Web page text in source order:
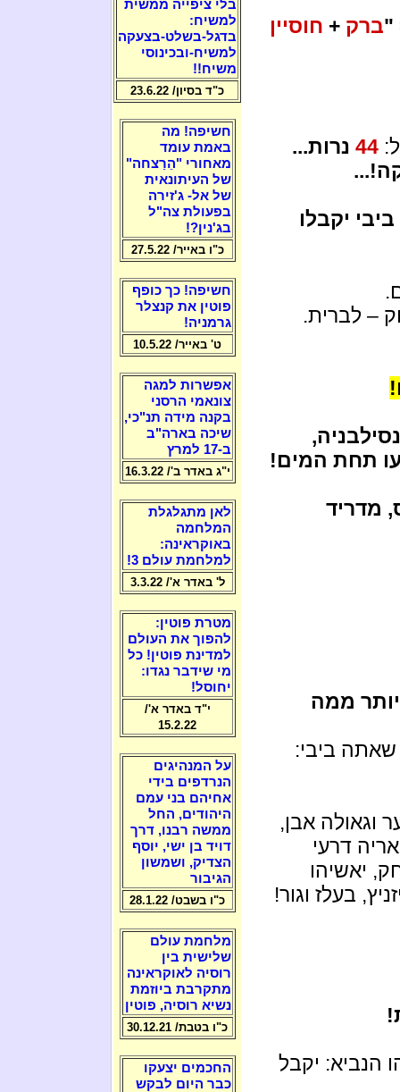
ברק + חוסיין
44 נרות...
יקבלו
– לברית.
תחת המים!
מדריד
ממה
שאתה ביבי:
וגאולה אבן,
דרעי
יאשיהו
בעלז וגור!
הנביא: יקבל
בלי ציפייה ממשית
למשיח:
בדגל-בשלט-בצעקה
למשיח-ובכינוסי
משיח!!
כ"ד בסיון/ 23.6.22
חשיפה! מה
באמת עומד
מאחורי "הֵרַצחה"
של העיתונאית
של אל- ג'זירה
בפעולת צה"ל
בג'נין?!
כ"ו באייר/ 27.5.22
חשיפה! כך כופף
פוטין את קנצלר
גרמניה!
ט' באייר/ 10.5.22
אפשרות למגה
צונאמי הרסני
בקנה מידה תנ"כי,
שיכה בארה"ב
ב-17 למרץ
י"ג באדר ב'/ 16.3.22
לאן מתגלגלת
המלחמה
באוקראינה:
למלחמת עולם 3!
ל' באדר א'/ 3.3.22
מטרת פוטין:
להפוך את העולם
למדינת פוטין! כל
מי שידבר נגדו:
יחוסל!
י"ד באדר א'/
15.2.22
על המנהיגים
הנרדפים בידי
אחיהם בני עמם
היהודים, החל
ממשה רבנו, דרך
דויד בן ישי, יוסף
הצדיק, ושמשון
הגיבור
כ"ו בשבט/ 28.1.22
מלחמת עולם
שלישית בין
רוסיה לאוקראינה
מתקרבת ביוזמת
נשיא רוסיה, פוטין
כ"ו בטבת/ 30.12.21
החכמים יצעקו
כבר היום לבקש